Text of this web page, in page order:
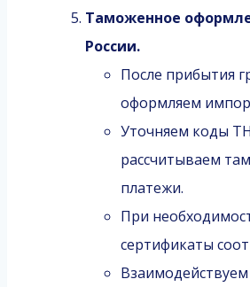
Таможенное
России.
После прибытия
оформляем
Уточняем коды
рассчитываем
платежи.
При
сертификаты
Взаимодействуем